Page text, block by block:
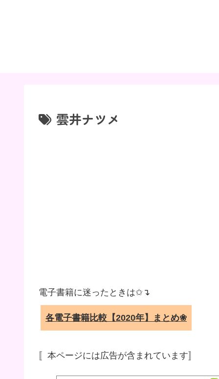
雲井ナツメ
電子書籍に迷ったときは✩↴
各電子書籍比較【2020年】まとめ❀
〚本ページには広告が含まれています〛